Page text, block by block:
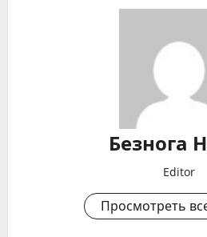
Безнога
Editor
Просмотреть